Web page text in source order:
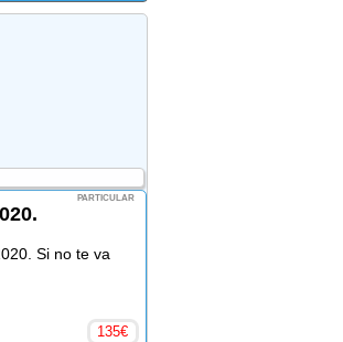
PARTICULAR
Si no te va
135€